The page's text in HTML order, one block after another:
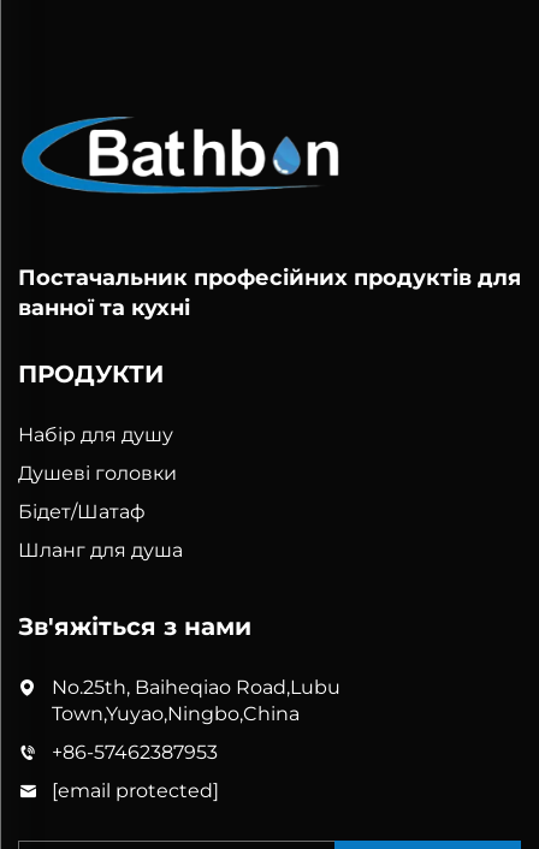
Постачальник професійних продуктів для
ванної та кухні
ПРОДУКТИ
Набір для душу
Душеві головки
Бідет/Шатаф
Шланг для душа
Зв'яжіться з нами
No.25th, Baiheqiao Road,Lubu
Town,Yuyao,Ningbo,China
+86-57462387953
[email protected]